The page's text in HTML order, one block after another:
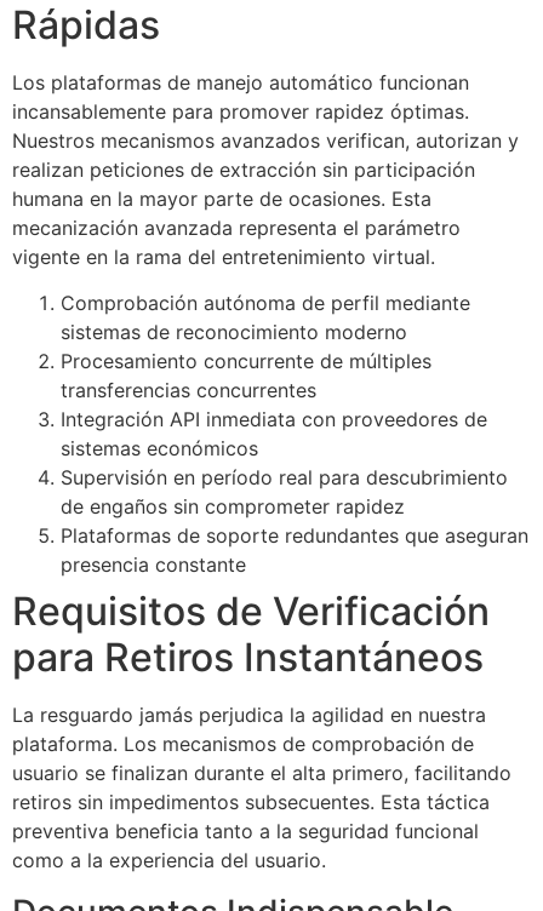
Rápidas
Los plataformas de manejo automático funcionan
incansablemente para promover rapidez óptimas.
Nuestros mecanismos avanzados verifican, autorizan y
realizan peticiones de extracción sin participación
humana en la mayor parte de ocasiones. Esta
mecanización avanzada representa el parámetro
vigente en la rama del entretenimiento virtual.
Comprobación autónoma de perfil mediante
sistemas de reconocimiento moderno
Procesamiento concurrente de múltiples
transferencias concurrentes
Integración API inmediata con proveedores de
sistemas económicos
Supervisión en período real para descubrimiento
de engaños sin comprometer rapidez
Plataformas de soporte redundantes que aseguran
presencia constante
Requisitos de Verificación
para Retiros Instantáneos
La resguardo jamás perjudica la agilidad en nuestra
plataforma. Los mecanismos de comprobación de
usuario se finalizan durante el alta primero, facilitando
retiros sin impedimentos subsecuentes. Esta táctica
preventiva beneficia tanto a la seguridad funcional
como a la experiencia del usuario.